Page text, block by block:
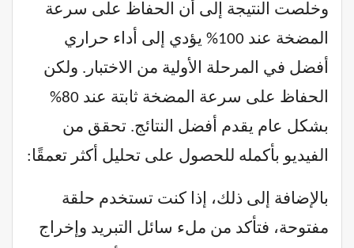
وخلصت النتيجة إلى أن الحفاظ على سرعة
المضخة عند 100% يؤدي إلى أداء حراري
أفضل في المرحلة الأولية من الاختبار. ولكن
الحفاظ على سرعة المضخة ثابتة عند 80%
بشكل عام يقدم أفضل النتائج. تحقق من
الفيديو بأكمله للحصول على تحليل أكثر تعمقًا:
بالإضافة إلى ذلك، إذا كنت تستخدم حلقة
مفتوحة، فتأكد من ملء سائل التبريد وإخراج